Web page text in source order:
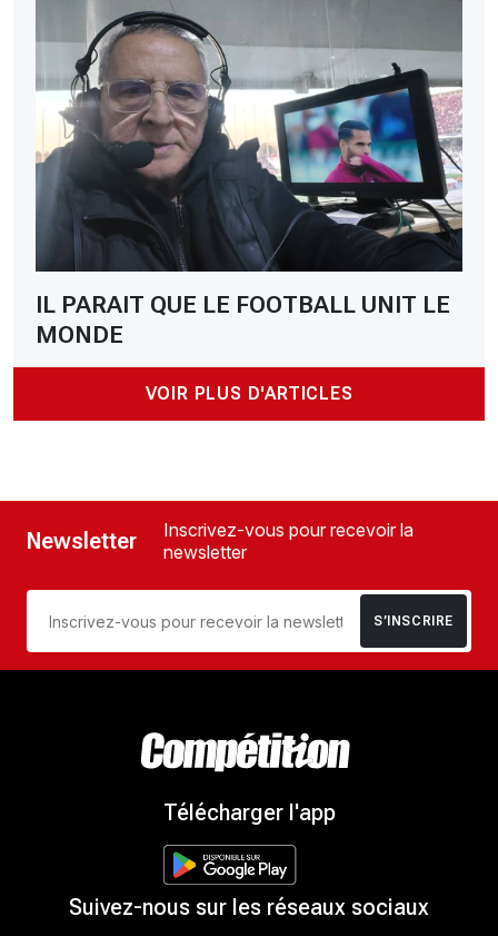
IL PARAIT QUE LE FOOTBALL UNIT LE
MONDE
VOIR PLUS D'ARTICLES
Newsletter
Inscrivez-vous pour recevoir la
newsletter
S’INSCRIRE
Télécharger l'app
Suivez-nous sur les réseaux sociaux